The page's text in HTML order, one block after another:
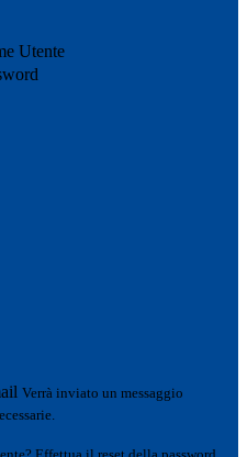
Utente
Verrà inviato un messaggio